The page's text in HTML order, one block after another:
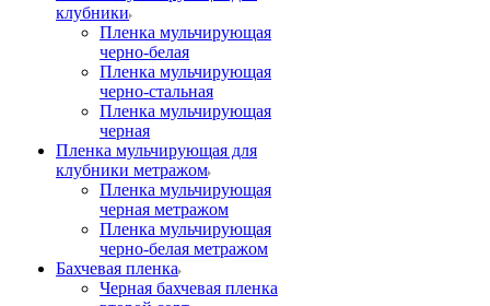
клубники
Пленка мульчирующая
черно-белая
Пленка мульчирующая
черно-стальная
Пленка мульчирующая
черная
Пленка мульчирующая для
клубники метражом
Пленка мульчирующая
черная метражом
Пленка мульчирующая
черно-белая метражом
Бахчевая пленка
Черная бахчевая пленка